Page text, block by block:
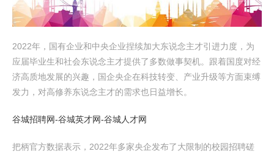
2022年，国有企业和中央企业捏续加大东说念主才引进力度，为
应届毕业生和社会东说念主才提供了多数做事契机。跟着国度对经
济高质地发展的兴趣，国企央企在科技转变、产业升级等方面束缚
发力，对高修养东说念主才的需求也日益增长。
谷城招聘网-谷城英才网-谷城人才网
把柄官方数据表示，2022年多家央企发布了大限制的校园招聘磋